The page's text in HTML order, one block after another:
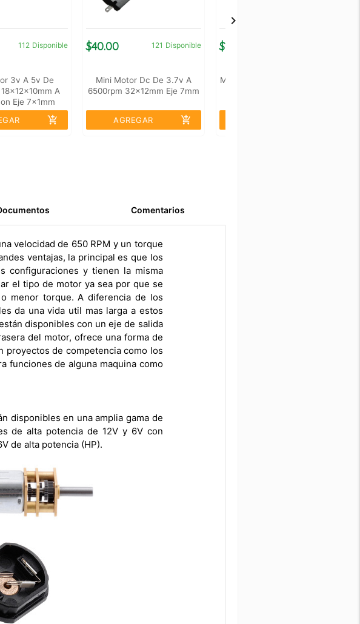
112 Disponible
3v A 5v De
A
Eje 7x1mm
add_shopping_cart
$40.00 121 Disponible
Mini Motor Dc De 3.7v A
6500rpm 32x12mm Eje 7mm
AGREGAR add_shopping_cart
$105.00
Micromotorreductor 298:1 6v
Comentarios
velocidad de 650 RPM y un torque
ventajas, la principal es que los
configuraciones y tienen la misma
el tipo de motor ya sea por que se
menor torque. A diferencia de los
da una vida util mas larga a estos
disponibles con un eje de salida
del motor, ofrece una forma de
proyectos de competencia como los
funciones de alguna maquina como
disponibles en una amplia gama de
de alta potencia de 12V y 6V con
de alta potencia (HP).